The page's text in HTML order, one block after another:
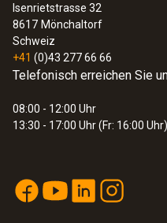
Isenrietstrasse 32
8617 Mönchaltorf
Schweiz
+41 (0)43 277 66 66
Telefonisch erreichen Sie
08:00 - 12:00 Uhr
13:30 - 17:00 Uhr (Fr: 16:00 Uhr)